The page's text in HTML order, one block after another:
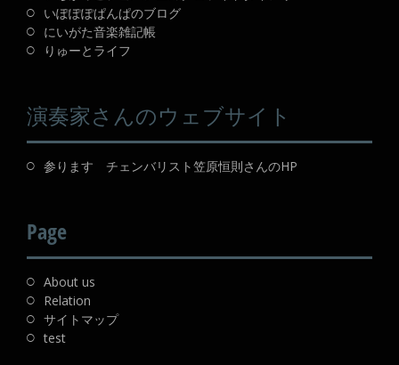
いぽぽぽぱんぱのブログ
にいがた音楽雑記帳
りゅーとライフ
演奏家さんのウェブサイト
参ります チェンバリスト笠原恒則さんのHP
Page
About us
Relation
サイトマップ
test